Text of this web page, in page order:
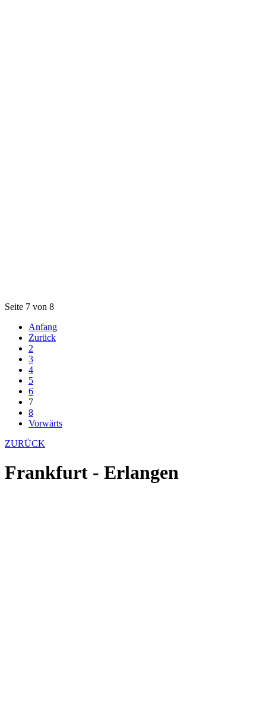
Seite 7 von 8
Anfang
Zurück
2
3
4
5
6
7
8
Vorwärts
ZURÜCK
Frankfurt - Erlangen